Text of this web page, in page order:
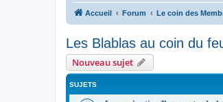
Accueil Forum Le coin des
Les Blablas au coin du
Nouveau sujet
SUJETS